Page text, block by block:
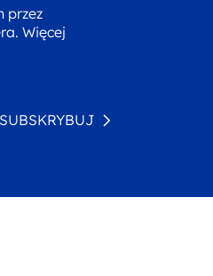
przez
Więcej
SUBSKRYBUJ